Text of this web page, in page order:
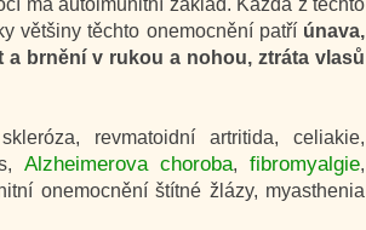
má autoimunitní základ. Každá z těchto
většiny těchto onemocnění patří únava,
brnění v rukou a nohou, ztráta vlasů
revmatoidní artritida, celiakie,
Alzheimerova choroba, fibromyalgie,
onemocnění štítné žlázy, myasthenia